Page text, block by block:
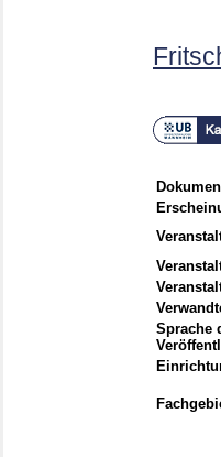
Sprache